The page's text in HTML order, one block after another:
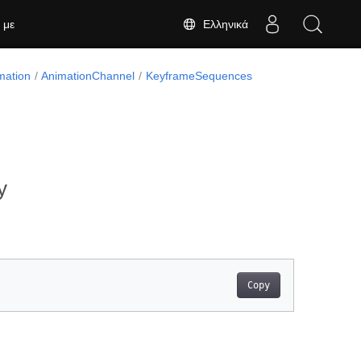
Ελληνικά
με
AnimationChannel KeyframeSequences
Copy